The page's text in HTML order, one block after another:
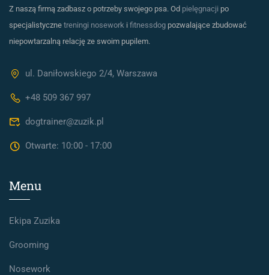
Z naszą firmą zadbasz o potrzeby swojego psa. Od pielęgnacji po
specjalistyczne treningi nosework i fitnessdog pozwalające zbudować
niepowtarzalną relację ze swoim pupilem.
ul. Daniłowskiego 2/4, Warszawa
+48 509 367 997
dogtrainer@zuzik.pl
Otwarte: 10:00 - 17:00
Menu
Ekipa Zuzika
Grooming
Nosework